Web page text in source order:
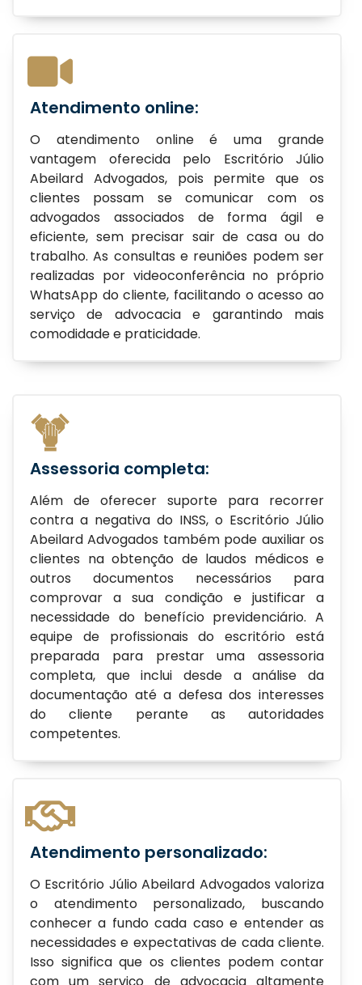
Atendimento online:
O atendimento online é uma grande
vantagem oferecida pelo Escritório Júlio
Abeilard Advogados, pois permite que os
clientes possam se comunicar com os
advogados associados de forma ágil e
eficiente, sem precisar sair de casa ou do
trabalho. As consultas e reuniões podem ser
realizadas por videoconferência no próprio
WhatsApp do cliente, facilitando o acesso ao
serviço de advocacia e garantindo mais
comodidade e praticidade.
Assessoria completa:
Além de oferecer suporte para recorrer
contra a negativa do INSS, o Escritório Júlio
Abeilard Advogados também pode auxiliar os
clientes na obtenção de laudos médicos e
outros documentos necessários para
comprovar a sua condição e justificar a
necessidade do benefício previdenciário. A
equipe de profissionais do escritório está
preparada para prestar uma assessoria
completa, que inclui desde a análise da
documentação até a defesa dos interesses
do cliente perante as autoridades
competentes.
Atendimento personalizado:
O Escritório Júlio Abeilard Advogados valoriza
o atendimento personalizado, buscando
conhecer a fundo cada caso e entender as
necessidades e expectativas de cada cliente.
Isso significa que os clientes podem contar